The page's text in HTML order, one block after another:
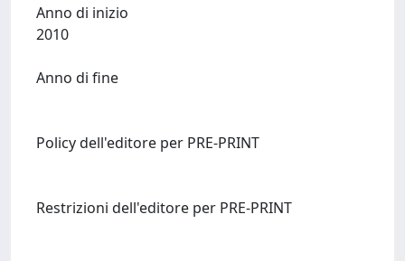
Anno di inizio
Anno di fine
Policy dell'editore per PRE-PRINT
Restrizioni dell'editore per PRE-PRINT